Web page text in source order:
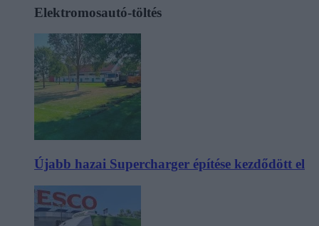
Elektromosautó-töltés
Újabb hazai Supercharger építése kezdődött el